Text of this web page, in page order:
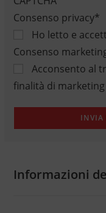
Consenso privacy*
Ho letto e
Consenso
Acconsento al
finalità di marketing
Informazioni